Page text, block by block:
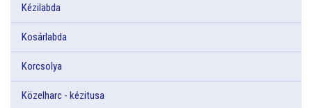
Kézilabda
Kosárlabda
Korcsolya
Közelharc - kézitusa